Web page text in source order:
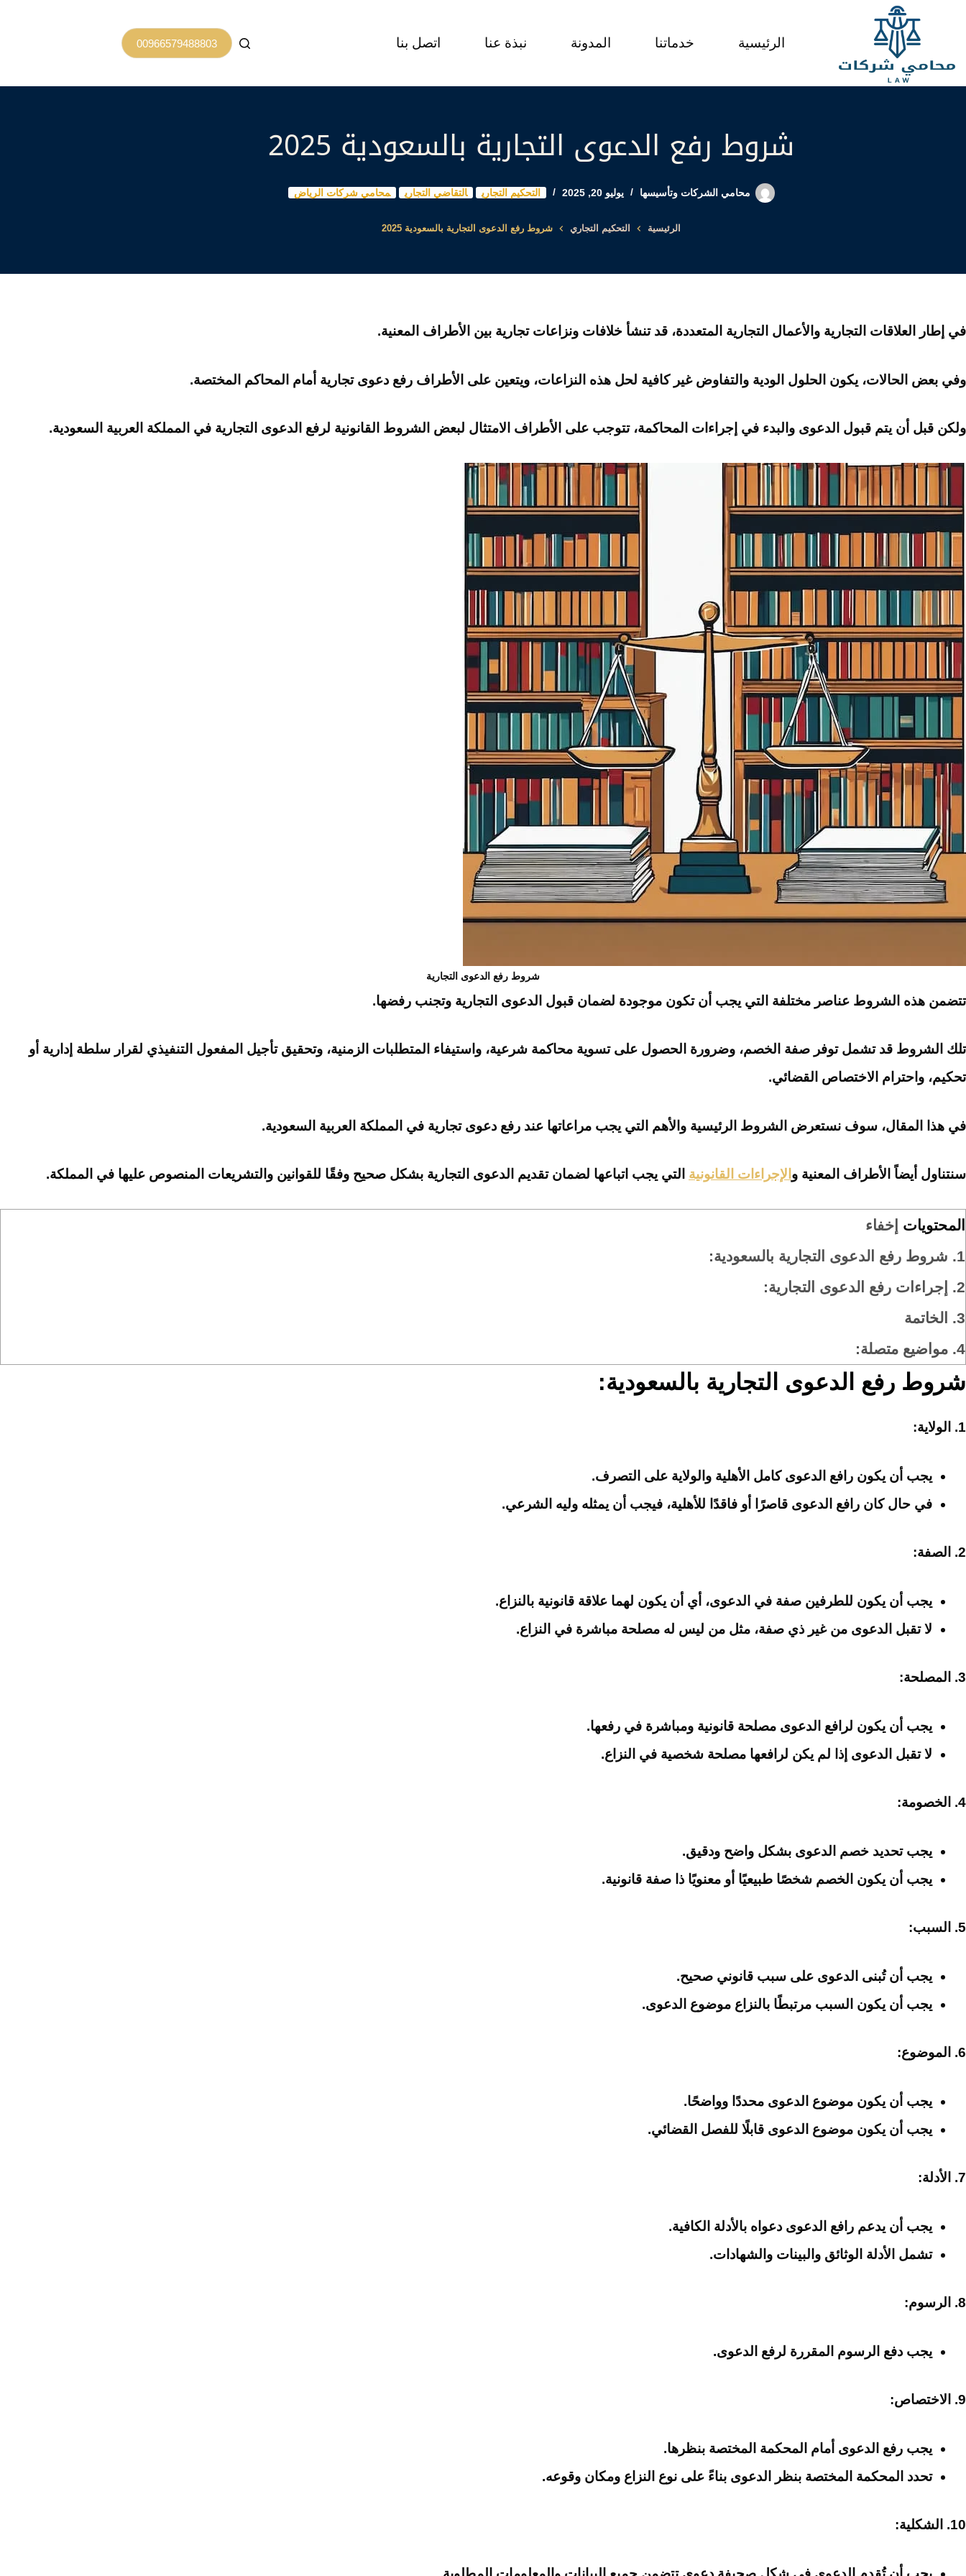
المحتوى
الرئيسية خدماتنا المدونة نبذة عنا اتصل بنا 00966579488803
شروط رفع الدعوى التجارية بالسعودية 2025
محامي الشركات وتأسيسها يوليو 20, 2025 التحكيم التجاري التقاضي التجاري محامي شركات الرياض
الرئيسية التحكيم التجاري شروط رفع الدعوى التجارية بالسعودية 2025
في إطار العلاقات التجارية والأعمال التجارية المتعددة، قد تنشأ خلافات ونزاعات تجارية بين الأطراف المعنية.
وفي بعض الحالات، يكون الحلول الودية والتفاوض غير كافية لحل هذه النزاعات، ويتعين على الأطراف رفع دعوى تجارية أمام المحاكم المختصة.
ولكن قبل أن يتم قبول الدعوى والبدء في إجراءات المحاكمة، تتوجب على الأطراف الامتثال لبعض الشروط القانونية لرفع الدعوى التجارية في المملكة العربية السعودية.
شروط رفع الدعوى التجارية
تتضمن هذه الشروط عناصر مختلفة التي يجب أن تكون موجودة لضمان قبول الدعوى التجارية وتجنب رفضها.
تلك الشروط قد تشمل توفر صفة الخصم، وضرورة الحصول على تسوية محاكمة شرعية، واستيفاء المتطلبات الزمنية، وتحقيق تأجيل المفعول التنفيذي لقرار سلطة إدارية أو
تحكيم، واحترام الاختصاص القضائي.
في هذا المقال، سوف نستعرض الشروط الرئيسية والأهم التي يجب مراعاتها عند رفع دعوى تجارية في المملكة العربية السعودية.
سنتناول أيضاً الأطراف المعنية و الإجراءات القانونية التي يجب اتباعها لضمان تقديم الدعوى التجارية بشكل صحيح وفقًا للقوانين والتشريعات المنصوص عليها في المملكة.
المحتويات إخفاء
1.
شروط رفع الدعوى التجارية بالسعودية:
2.
إجراءات رفع الدعوى التجارية:
3.
الخاتمة
4. مواضيع متصلة:
شروط رفع الدعوى التجارية بالسعودية:
1. الولاية:
يجب أن يكون رافع الدعوى كامل الأهلية والولاية على التصرف.
في حال كان رافع الدعوى قاصرًا أو فاقدًا للأهلية، فيجب أن يمثله وليه الشرعي.
2. الصفة:
يجب أن يكون للطرفين صفة في الدعوى، أي أن يكون لهما علاقة قانونية بالنزاع.
لا تقبل الدعوى من غير ذي صفة، مثل من ليس له مصلحة مباشرة في النزاع.
3. المصلحة:
يجب أن يكون لرافع الدعوى مصلحة قانونية ومباشرة في رفعها.
لا تقبل الدعوى إذا لم يكن لرافعها مصلحة شخصية في النزاع.
4. الخصومة:
يجب تحديد خصم الدعوى بشكل واضح ودقيق.
يجب أن يكون الخصم شخصًا طبيعيًا أو معنويًا ذا صفة قانونية.
5. السبب:
يجب أن تُبنى الدعوى على سبب قانوني صحيح.
يجب أن يكون السبب مرتبطًا بالنزاع موضوع الدعوى.
6. الموضوع:
يجب أن يكون موضوع الدعوى محددًا وواضحًا.
يجب أن يكون موضوع الدعوى قابلًا للفصل القضائي.
7. الأدلة:
يجب أن يدعم رافع الدعوى دعواه بالأدلة الكافية.
تشمل الأدلة الوثائق والبينات والشهادات.
8. الرسوم:
يجب دفع الرسوم المقررة لرفع الدعوى.
9. الاختصاص:
يجب رفع الدعوى أمام المحكمة المختصة بنظرها.
تحدد المحكمة المختصة بنظر الدعوى بناءً على نوع النزاع ومكان وقوعه.
10. الشكلية: